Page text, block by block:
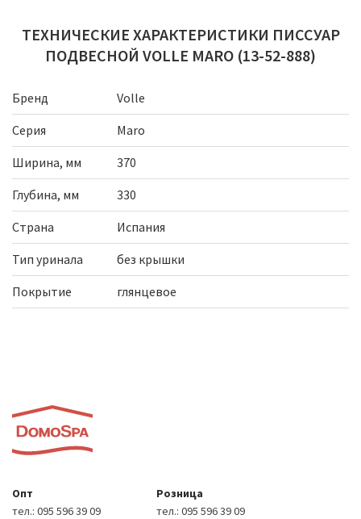
ТЕХНИЧЕСКИЕ ХАРАКТЕРИСТИКИ ПИССУАР
ПОДВЕСНОЙ VOLLE MARO (13-52-888)
Бренд
Volle
Серия
Maro
Ширина, мм
370
Глубина, мм
330
Страна
Испания
Тип уринала
без крышки
Покрытие
глянцевое
Опт
тел.: 095 596 39 09
Розница
тел.: 095 596 39 09